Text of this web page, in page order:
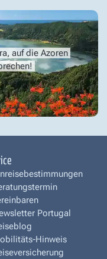
auf die Azoren
Portugal
Hinweis